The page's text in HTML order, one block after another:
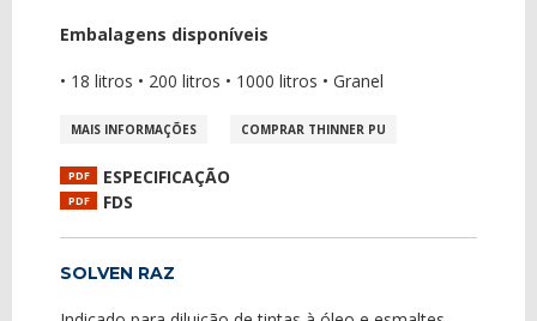
Embalagens disponíveis
• 18 litros • 200 litros • 1000 litros • Granel
MAIS INFORMAÇÕES COMPRAR THINNER PU
PDF ESPECIFICAÇÃO
PDF FDS
SOLVEN RAZ